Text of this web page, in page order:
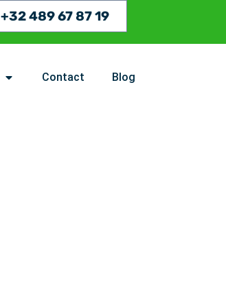
+32 489 67 87 19
Contact Blog